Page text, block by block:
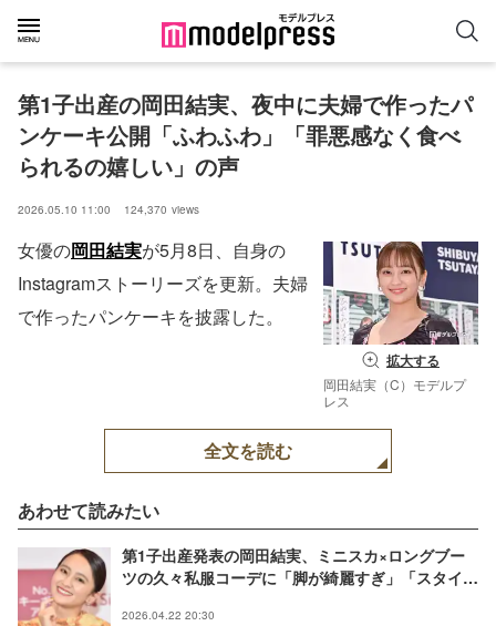
第1子出産の岡田結実、夜中に夫婦で作ったパ
ンケーキ公開「ふわふわ」「罪悪感なく食べ
られるの嬉しい」の声
2026.05.10 11:00 124,370 views
拡大する
岡田結実（C）モデルプ
レス
女優の岡田結実が5月8日、自身の
Instagramストーリーズを更新。夫婦
で作ったパンケーキを披露した。
全文を読む
あわせて読みたい
第1子出産発表の岡田結実、ミニスカ×ロングブー
ツの久々私服コーデに「脚が綺麗すぎ」「スタイル
2026.04.22 20:30